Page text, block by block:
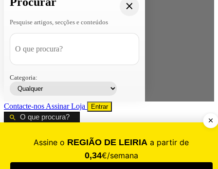
Pesquise artigos, secções e conteúdos
Categoria:
Contacte-nos AssinarLoja Entrar